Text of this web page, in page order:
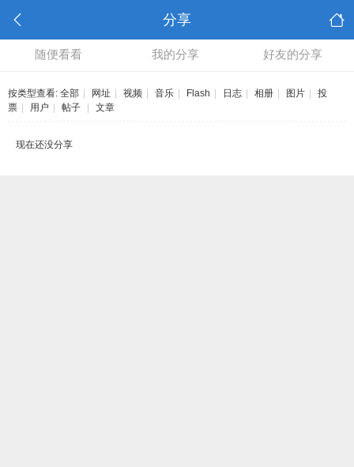
分享
随便看看 我的分享 好友的分享
按类型查看: 全部 网址 视频 音乐 Flash 日志 相册 图片
投
票
用户 帖子 文章
现在还没分享